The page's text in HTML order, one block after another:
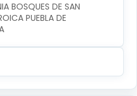
BOSQUES DE SAN
PUEBLA DE